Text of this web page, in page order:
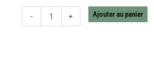
- + Ajouter au panier